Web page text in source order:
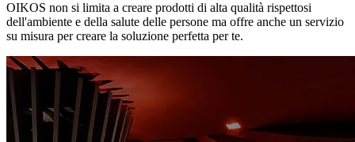
OIKOS non si limita a creare prodotti di alta qualità rispettosi
dell'ambiente e della salute delle persone ma offre anche un servizio
su misura per creare la soluzione perfetta per te.